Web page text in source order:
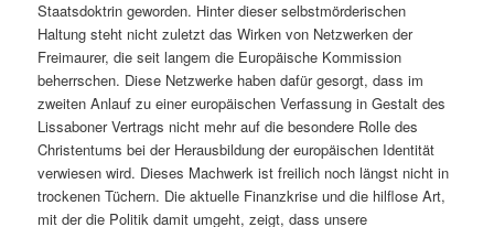
Staatsdoktrin geworden. Hinter dieser selbstmörderischen
Haltung steht nicht zuletzt das Wirken von Netzwerken der
Freimaurer, die seit langem die Europäische Kommission
beherrschen. Diese Netzwerke haben dafür gesorgt, dass im
zweiten Anlauf zu einer europäischen Verfassung in Gestalt des
Lissaboner Vertrags nicht mehr auf die besondere Rolle des
Christentums bei der Herausbildung der europäischen Identität
verwiesen wird. Dieses Machwerk ist freilich noch längst nicht in
trockenen Tüchern. Die aktuelle Finanzkrise und die hilflose Art,
mit der die Politik damit umgeht, zeigt, dass unsere